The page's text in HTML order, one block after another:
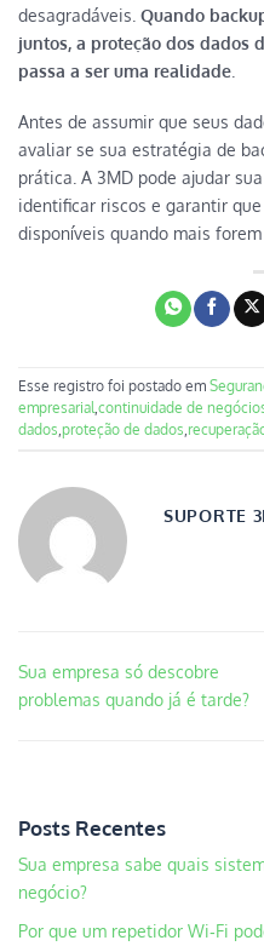
desagradáveis. Quando
juntos, a proteção dos dados
passa a ser uma realidade
Antes de assumir que seus
avaliar se sua estratégia de
prática. A 3MD pode ajudar
identificar riscos e garantir
disponíveis quando mais forem
Esse registro foi postado em
empresarial,continuidade de
dados,proteção de dados,
SUPORTE
Sua empresa só descobre
problemas quando já é tarde?
Posts Recentes
Sua empresa sabe quais
negócio?
Por que um repetidor Wi‑Fi